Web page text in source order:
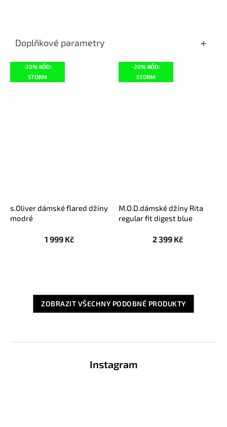
Doplňkové parametry
-20% KÓD:
STORM
s.Oliver dámské flared džíny
modré
1 999 Kč
-20% KÓD:
STORM
M.O.D.dámské džíny Rita
regular fit digest blue
2 399 Kč
ZOBRAZIT VŠECHNY PODOBNÉ PRODUKTY
Instagram